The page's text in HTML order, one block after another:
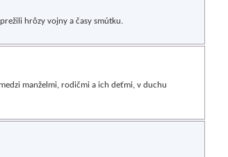
hrôzy vojny a časy smútku.
manželmi, rodičmi a ich deťmi, v duchu